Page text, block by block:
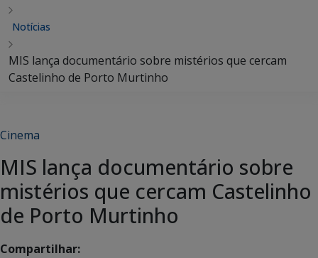
Notícias
MIS lança documentário sobre mistérios que cercam
Castelinho de Porto Murtinho
Cinema
MIS lança documentário sobre
mistérios que cercam Castelinho
de Porto Murtinho
Compartilhar: